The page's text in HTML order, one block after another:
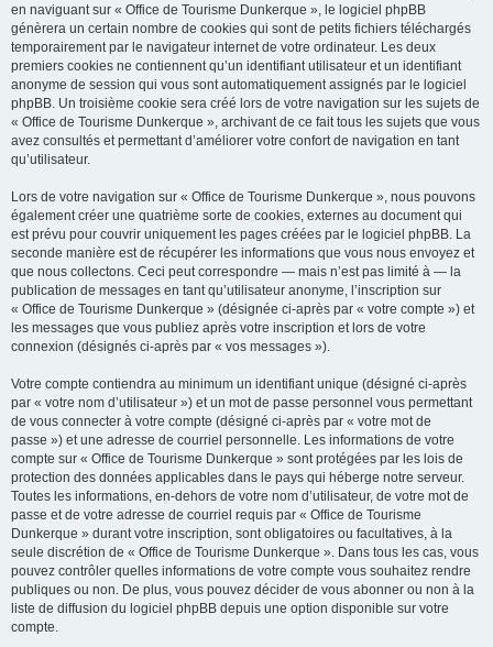
en naviguant sur « Office de Tourisme Dunkerque », le logiciel phpBB
génèrera un certain nombre de cookies qui sont de petits fichiers téléchargés
temporairement par le navigateur internet de votre ordinateur. Les deux
premiers cookies ne contiennent qu’un identifiant utilisateur et un identifiant
anonyme de session qui vous sont automatiquement assignés par le logiciel
phpBB. Un troisième cookie sera créé lors de votre navigation sur les sujets de
« Office de Tourisme Dunkerque », archivant de ce fait tous les sujets que vous
avez consultés et permettant d’améliorer votre confort de navigation en tant
qu’utilisateur.
Lors de votre navigation sur « Office de Tourisme Dunkerque », nous pouvons
également créer une quatrième sorte de cookies, externes au document qui
est prévu pour couvrir uniquement les pages créées par le logiciel phpBB. La
seconde manière est de récupérer les informations que vous nous envoyez et
que nous collectons. Ceci peut correspondre — mais n’est pas limité à — la
publication de messages en tant qu’utilisateur anonyme, l’inscription sur
« Office de Tourisme Dunkerque » (désignée ci-après par « votre compte ») et
les messages que vous publiez après votre inscription et lors de votre
connexion (désignés ci-après par « vos messages »).
Votre compte contiendra au minimum un identifiant unique (désigné ci-après
par « votre nom d’utilisateur ») et un mot de passe personnel vous permettant
de vous connecter à votre compte (désigné ci-après par « votre mot de
passe ») et une adresse de courriel personnelle. Les informations de votre
compte sur « Office de Tourisme Dunkerque » sont protégées par les lois de
protection des données applicables dans le pays qui héberge notre serveur.
Toutes les informations, en-dehors de votre nom d’utilisateur, de votre mot de
passe et de votre adresse de courriel requis par « Office de Tourisme
Dunkerque » durant votre inscription, sont obligatoires ou facultatives, à la
seule discrétion de « Office de Tourisme Dunkerque ». Dans tous les cas, vous
pouvez contrôler quelles informations de votre compte vous souhaitez rendre
publiques ou non. De plus, vous pouvez décider de vous abonner ou non à la
liste de diffusion du logiciel phpBB depuis une option disponible sur votre
compte.